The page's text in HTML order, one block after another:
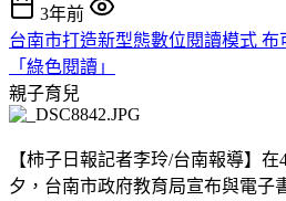
3年前
台南市打造新型態數位閱讀模式 布
「綠色閱讀」
親子育兒
【柿子日報記者李玲/台南報導】
夕，台南市政府教育局宣布與電子